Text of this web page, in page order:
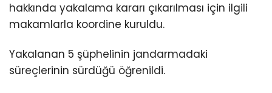
hakkında yakalama kararı çıkarılması için ilgili
makamlarla koordine kuruldu.
Yakalanan 5 şüphelinin jandarmadaki
süreçlerinin sürdüğü öğrenildi.